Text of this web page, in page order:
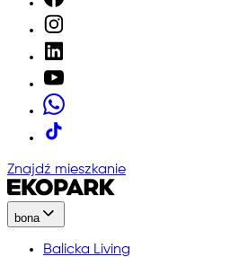
Znajdź mieszkanie
bona
Balicka Living